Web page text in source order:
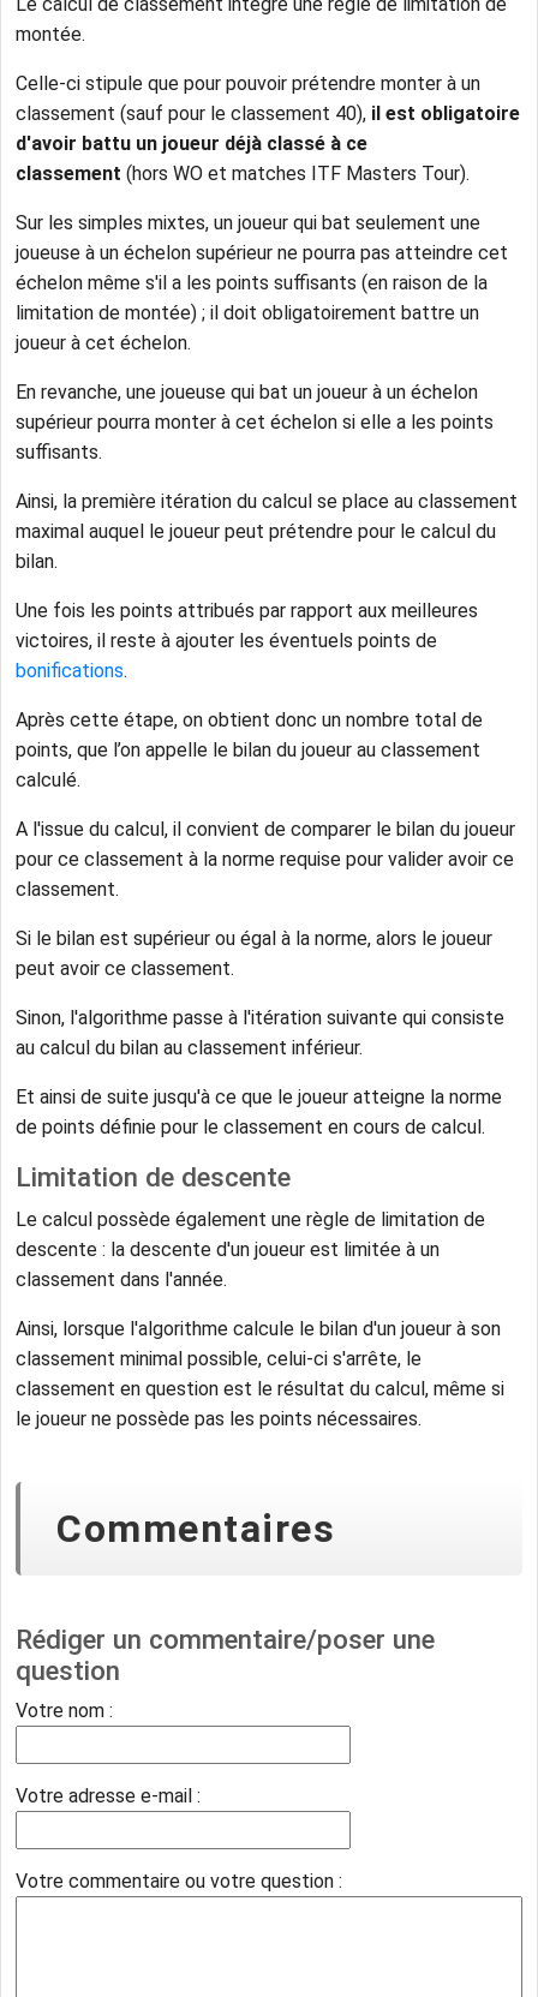
montée.
Celle-ci stipule que pour pouvoir prétendre monter à un
classement (sauf pour le classement 40), il est obligatoire
d'avoir battu un joueur déjà classé à ce
classement (hors WO et matches ITF Masters Tour).
Sur les simples mixtes, un joueur qui bat seulement une
joueuse à un échelon supérieur ne pourra pas atteindre cet
échelon même s'il a les points suffisants (en raison de la
limitation de montée) ; il doit obligatoirement battre un
joueur à cet échelon.
En revanche, une joueuse qui bat un joueur à un échelon
supérieur pourra monter à cet échelon si elle a les points
suffisants.
Ainsi, la première itération du calcul se place au classement
maximal auquel le joueur peut prétendre pour le calcul du
bilan.
Une fois les points attribués par rapport aux meilleures
victoires, il reste à ajouter les éventuels points de
bonifications.
Après cette étape, on obtient donc un nombre total de
points, que l’on appelle le bilan du joueur au classement
calculé.
A l'issue du calcul, il convient de comparer le bilan du joueur
pour ce classement à la norme requise pour valider avoir ce
classement.
Si le bilan est supérieur ou égal à la norme, alors le joueur
peut avoir ce classement.
Sinon, l'algorithme passe à l'itération suivante qui consiste
au calcul du bilan au classement inférieur.
Et ainsi de suite jusqu'à ce que le joueur atteigne la norme
de points définie pour le classement en cours de calcul.
Limitation de descente
Le calcul possède également une règle de limitation de
descente : la descente d'un joueur est limitée à un
classement dans l'année.
Ainsi, lorsque l'algorithme calcule le bilan d'un joueur à son
classement minimal possible, celui-ci s'arrête, le
classement en question est le résultat du calcul, même si
le joueur ne possède pas les points nécessaires.
Commentaires
Rédiger un commentaire/poser une
question
Votre nom :
Votre adresse e-mail :
Votre commentaire ou votre question :